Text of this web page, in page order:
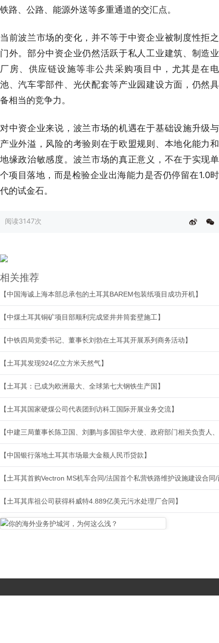
铁路、公路、能源外送等多重通道的交汇点。
当前波兰市场的变化，并不等于中资企业被制度性拒之
门外。部分中资企业仍然活跃于私人工业建筑、制造业
厂房、供应链设施等非公共采购项目中，尤其是在电
池、汽车零部件、光伏配套等产业园建设方面，仍然具
备相当的竞争力。
对中资企业来说，波兰市场的机遇在于基础设施升级与
产业外溢，风险的考验则在于欧盟规则、本地化能力和
地缘政治敏感度。波兰市场的真正意义，不在于实现单
个项目落地，而是检验企业出海能力是否仍停留在1.0时
代的试金石。
阅读3147次
相关推荐
【中国海诚上海本部总承包的土耳其BAREM包装纸项目成功开机】
【中煤土耳其铜矿项目部顺利完成竖井井筒套壁施工】
【中铁四局党委书记、董事长刘勃在土耳其开展系列商务活动】
【土耳其发现924亿立方米天然气】
【土耳其：已成为欧洲最大、全球第七大钢铁生产国】
【土耳其国家硬煤公司代表团到访科工国际开展业务交流】
【中建三局董事长陈卫国、刘鹏与多国驻华大使、政府部门相关负责人
【中国银行落地土耳其市场最大金额人民币贷款】
【土耳其首购Vectron MS机车合同/法国首个私营铁路维护设施建设合
【土耳其库祖公司获得科威特4.889亿美元污水处理厂合同】